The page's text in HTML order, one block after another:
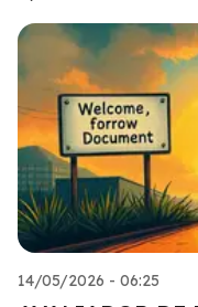
14/05/2026 - 06:25